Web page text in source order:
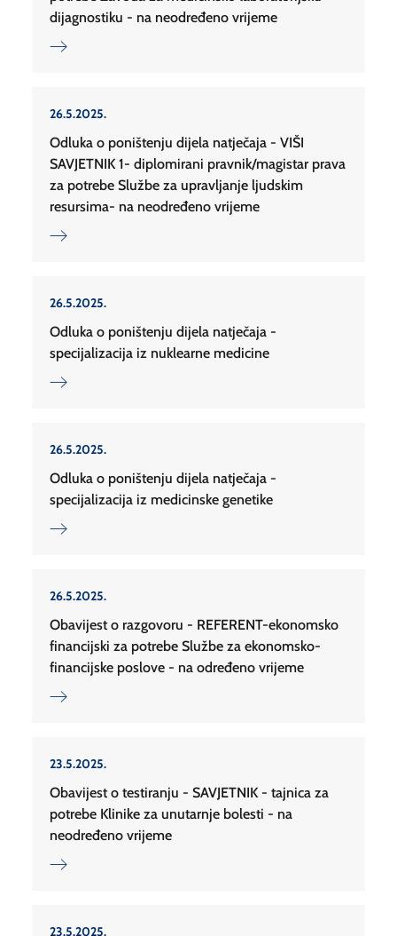
dijagnostiku - na neodređeno vrijeme
26.5.2025.
Odluka o poništenju dijela natječaja - VIŠI
SAVJETNIK 1- diplomirani pravnik/magistar prava
za potrebe Službe za upravljanje ljudskim
resursima- na neodređeno vrijeme
26.5.2025.
Odluka o poništenju dijela natječaja -
specijalizacija iz nuklearne medicine
26.5.2025.
Odluka o poništenju dijela natječaja -
specijalizacija iz medicinske genetike
26.5.2025.
Obavijest o razgovoru - REFERENT-ekonomsko
financijski za potrebe Službe za ekonomsko-
financijske poslove - na određeno vrijeme
23.5.2025.
Obavijest o testiranju - SAVJETNIK - tajnica za
potrebe Klinike za unutarnje bolesti - na
neodređeno vrijeme
23.5.2025.